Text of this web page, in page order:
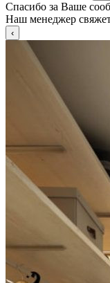
Спасибо за Ваше
Наш менеджер